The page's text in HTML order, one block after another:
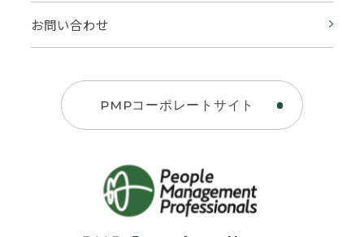
お問い合わせ
PMPコーポレートサイト